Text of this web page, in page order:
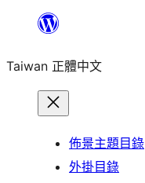
主
Taiwan 正體中文
佈景主題目錄
外掛目錄